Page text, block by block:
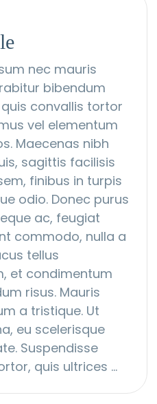
nec mauris
bibendum
convallis tortor
vel elementum
Maecenas nibh
sagittis facilisis
finibus in turpis
odio. Donec purus
ac, feugiat
commodo, nulla a
tellus
et condimentum
risus. Mauris
a tristique. Ut
eu scelerisque
Suspendisse
quis ultrices …